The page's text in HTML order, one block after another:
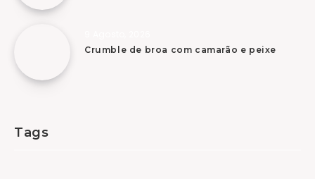
Crumble de broa com camarão e peixe
Tags